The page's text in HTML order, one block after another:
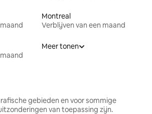
Montreal
Verblijven van een maand
Meer tonen
gebieden en voor sommige
van toepassing zijn.